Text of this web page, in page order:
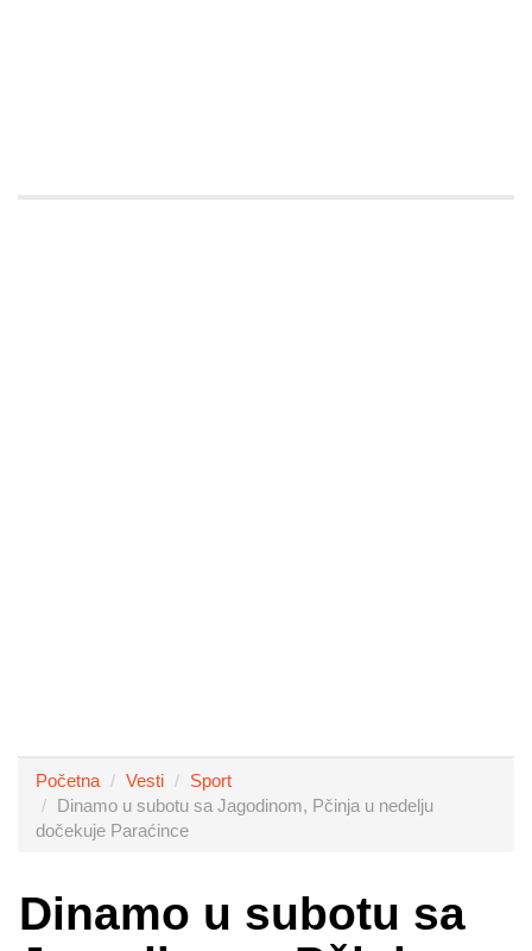
Početna Vesti
Sport
Dinamo u subotu sa Jagodinom, Pčinja u nedelju
dočekuje Paraćince
Dinamo u subotu sa